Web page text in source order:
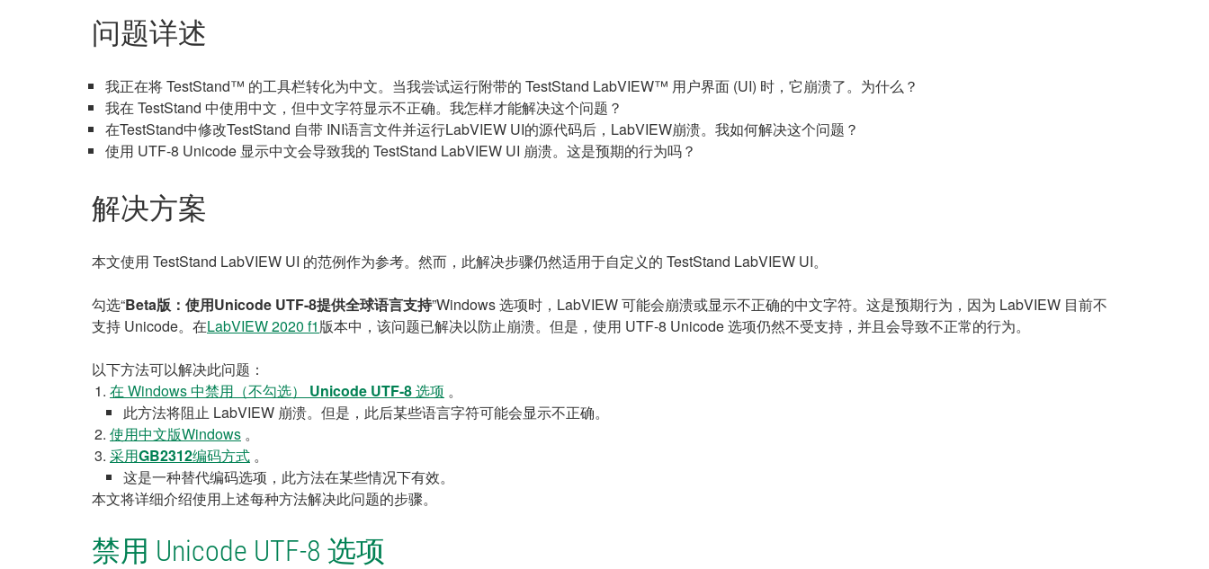
问题详述
我正在将 TestStand™ 的工具栏转化为中文。当我尝试运行附带的 TestStand LabVIEW™ 用户界面 (UI) 时，它崩溃了。为什么？
我在 TestStand 中使用中文，但中文字符显示不正确。我怎样才能解决这个问题？
在TestStand中修改TestStand 自带 INI语言文件并运行LabVIEW UI的源代码后，LabVIEW崩溃。我如何解决这个问题？
使用 UTF-8 Unicode 显示中文会导致我的 TestStand LabVIEW UI 崩溃。这是预期的行为吗？
解决方案
本文使用 TestStand LabVIEW UI 的范例作为参考。然而，此解决步骤仍然适用于自定义的 TestStand LabVIEW UI。
勾选“Beta版：使用Unicode UTF-8提供全球语言支持”Windows 选项时，LabVIEW 可能会崩溃或显示不正确的中文字符。这是预期行为，因为 LabVIEW 目前不
支持 Unicode。在LabVIEW 2020 f1版本中，该问题已解决以防止崩溃。但是，使用 UTF-8 Unicode 选项仍然不受支持，并且会导致不正常的行为。
以下方法可以解决此问题：
在 Windows 中禁用（不勾选） Unicode UTF-8选项 。
此方法将阻止 LabVIEW 崩溃。但是，此后某些语言字符可能会显示不正确。
使用中文版Windows 。
采用GB2312编码方式 。
这是一种替代编码选项，此方法在某些情况下有效。
本文将详细介绍使用上述每种方法解决此问题的步骤。
禁用 Unicode UTF-8 选项